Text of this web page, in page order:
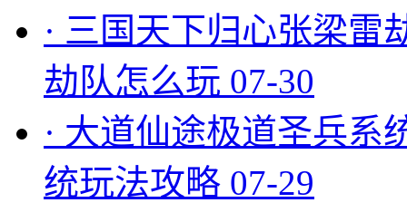
· 三国天下归心张梁雷
劫队怎么玩 07-30
· 大道仙途极道圣兵系
统玩法攻略 07-29